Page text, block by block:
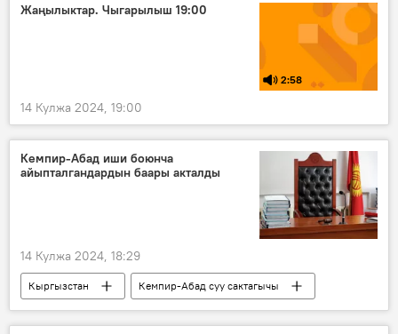
Жаңылыктар. Чыгарылыш 19:00
2:58
14 Кулжа 2024, 19:00
Кемпир-Абад иши боюнча
айыпталгандардын баары акталды
14 Кулжа 2024, 18:29
Кыргызстан
Кемпир-Абад суу сактагычы
сот
өкүм